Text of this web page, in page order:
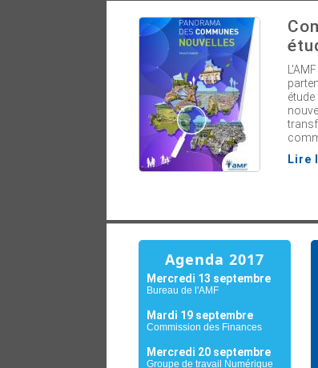
Lire
Agenda 2017
Mercredi 13 septembre
Bureau de l'AMF
Mardi 19 septembre
Commission des Finances
Mercredi 20 septembre
Groupe de travail Numérique